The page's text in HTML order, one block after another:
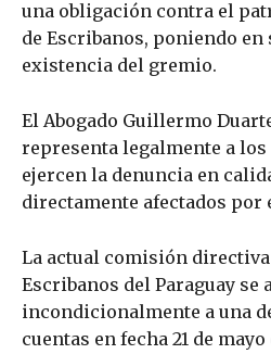
una obligación contra el
de Escribanos, poniendo
existencia del gremio.
El Abogado Guillermo
representa legalmente a
ejercen la denuncia en
directamente afectados por
La actual comisión
Escribanos del Paraguay se
incondicionalmente a una
cuentas en fecha 21 de